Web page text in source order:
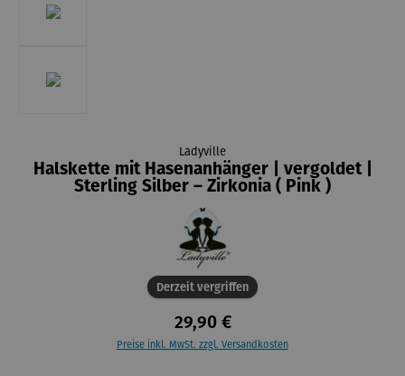
Ladyville
Halskette mit Hasenanhänger | vergoldet |
Sterling Silber – Zirkonia ( Pink )
Derzeit vergriffen
29,90 €
Preise inkl. MwSt. zzgl. Versandkosten